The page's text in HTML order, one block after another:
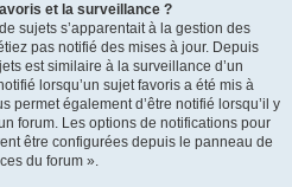
et la surveillance ?
sujets s’apparentait à la gestion des
pas notifié des mises à jour. Depuis
est similaire à la surveillance d’un
lorsqu’un sujet favoris a été mis à
permet également d’être notifié lorsqu’il y
forum. Les options de notifications pour
être configurées depuis le panneau de
du forum ».